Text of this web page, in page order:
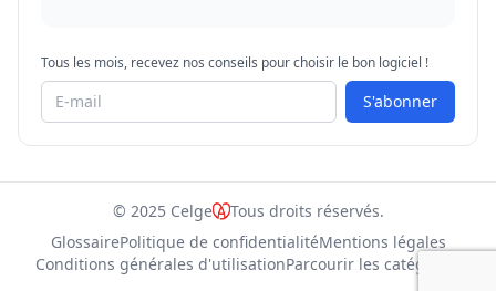
Tous les mois, recevez nos conseils pour choisir le bon logiciel !
S'abonner
© 2025 Celge
Tous droits réservés.
GlossairePolitique de confidentialitéMentions légales
Conditions générales d'utilisationParcourir les catégories